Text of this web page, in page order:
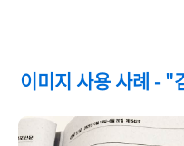
이미지 사용 사례 - "